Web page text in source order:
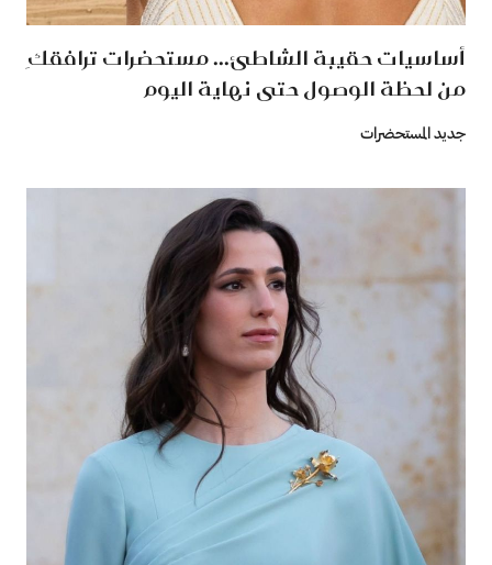
أساسيات حقيبة الشاطئ... مستحضرات ترافقكِ
من لحظة الوصول حتى نهاية اليوم
جديد المستحضرات